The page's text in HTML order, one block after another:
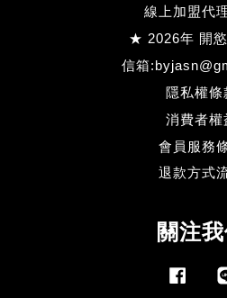
線上加盟代
★ 2026年 開
信箱
隱私權條
消費者權
會員服務
退款方式
關注我